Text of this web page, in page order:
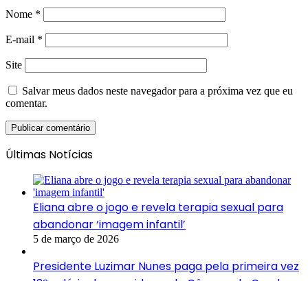
Nome *
E-mail *
Site
Salvar meus dados neste navegador para a próxima vez que eu
comentar.
Últimas Notícias
Eliana abre o jogo e revela terapia sexual para
abandonar ‘imagem infantil’
5 de março de 2026
Presidente Luzimar Nunes paga pela primeira vez